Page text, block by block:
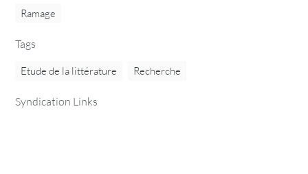
Ramage
Tags
Etude de la littérature Recherche
Syndication Links